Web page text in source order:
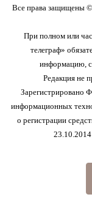
Все права защищены ©
При полном или
телеграф»
информацию,
Редакция не
Зарегистрировано
информационных
о регистрации